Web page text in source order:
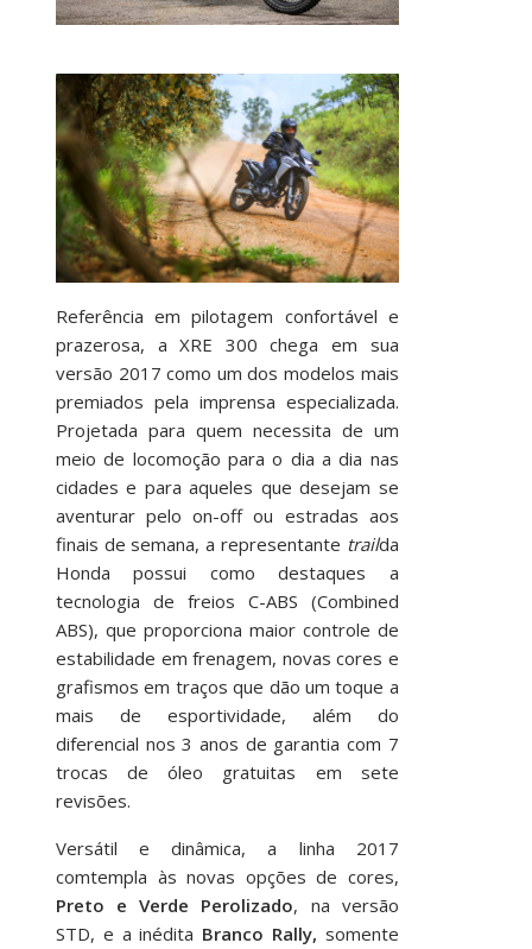
Referência em pilotagem confortável e
prazerosa, a XRE 300 chega em sua
versão 2017 como um dos modelos mais
premiados pela imprensa especializada.
Projetada para quem necessita de um
meio de locomoção para o dia a dia nas
cidades e para aqueles que desejam se
aventurar pelo on-off ou estradas aos
finais de semana, a representante trailda
Honda possui como destaques a
tecnologia de freios C-ABS (Combined
ABS), que proporciona maior controle de
estabilidade em frenagem, novas cores e
grafismos em traços que dão um toque a
mais de esportividade, além do
diferencial nos 3 anos de garantia com 7
trocas de óleo gratuitas em sete
revisões.
Versátil e dinâmica, a linha 2017
comtempla às novas opções de cores,
Preto e Verde Perolizado, na versão
STD, e a inédita Branco Rally, somente